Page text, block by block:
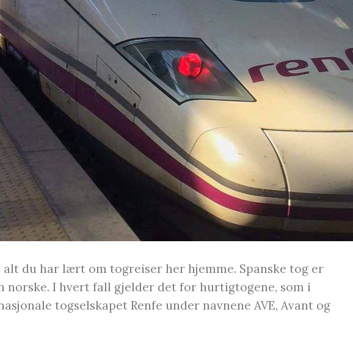
alt du har lært om togreiser her hjemme. Spanske tog er
norske. I hvert fall gjelder det for hurtigtogene, som i
togselskapet Renfe under navnene AVE, Avant og